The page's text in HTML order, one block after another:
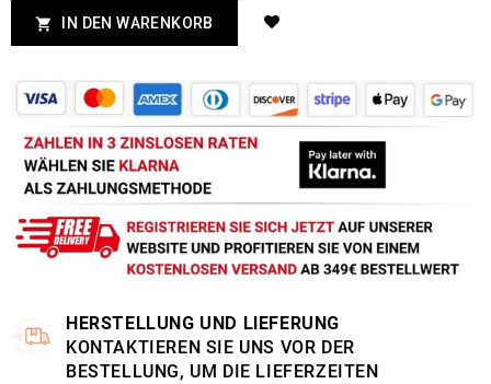
 IN DEN WARENKORB
HERSTELLUNG UND LIEFERUNG
KONTAKTIEREN SIE UNS VOR DER
BESTELLUNG, UM DIE LIEFERZEITEN